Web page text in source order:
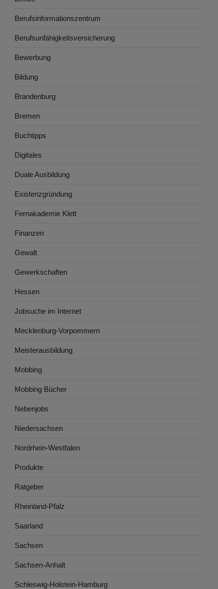
Berufsinformationszentrum
Berufsunfähigkeitsversicherung
Bewerbung
Bildung
Brandenburg
Bremen
Buchtipps
Digitales
Duale Ausbildung
Existenzgründung
Fernakademie Klett
Finanzen
Gewalt
Gewerkschaften
Hessen
Jobsuche im Internet
Mecklenburg-Vorpommern
Meisterausbildung
Mobbing
Mobbing Bücher
Nebenjobs
Niedersachsen
Nordrhein-Westfalen
Produkte
Ratgeber
Rheinland-Pfalz
Saarland
Sachsen
Sachsen-Anhalt
Schleswig-Holstein-Hamburg